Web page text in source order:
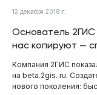
12 декабря 2018 г.
Основатель
нас копируют —
Компания 2ГИС
на beta.2gis. ru.
нового поколения: